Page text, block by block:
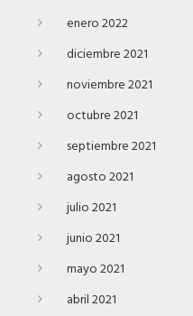
enero 2022
diciembre 2021
noviembre 2021
octubre 2021
septiembre 2021
agosto 2021
julio 2021
junio 2021
mayo 2021
abril 2021